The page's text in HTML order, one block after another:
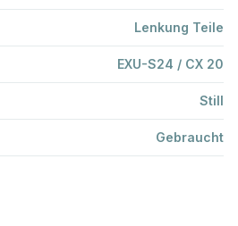
Lenkung Teile
EXU-S24 / CX 20
Still
Gebraucht